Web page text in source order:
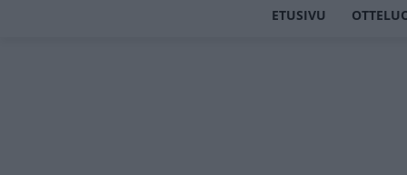
ETUSIVU